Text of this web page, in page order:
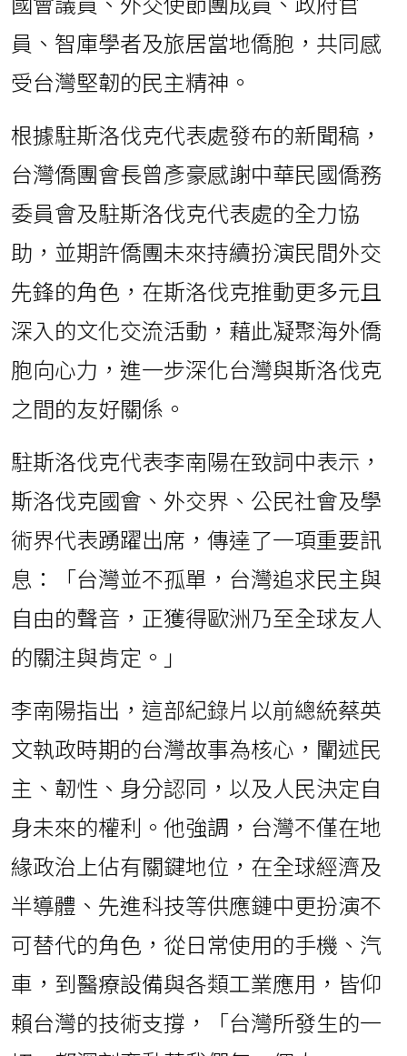
國會議員、外交使節團成員、政府官
員、智庫學者及旅居當地僑胞，共同感
受台灣堅韌的民主精神。
根據駐斯洛伐克代表處發布的新聞稿，
台灣僑團會長曾彥豪感謝中華民國僑務
委員會及駐斯洛伐克代表處的全力協
助，並期許僑團未來持續扮演民間外交
先鋒的角色，在斯洛伐克推動更多元且
深入的文化交流活動，藉此凝聚海外僑
胞向心力，進一步深化台灣與斯洛伐克
之間的友好關係。
駐斯洛伐克代表李南陽在致詞中表示，
斯洛伐克國會、外交界、公民社會及學
術界代表踴躍出席，傳達了一項重要訊
息：「台灣並不孤單，台灣追求民主與
自由的聲音，正獲得歐洲乃至全球友人
的關注與肯定。」
李南陽指出，這部紀錄片以前總統蔡英
文執政時期的台灣故事為核心，闡述民
主、韌性、身分認同，以及人民決定自
身未來的權利。他強調，台灣不僅在地
緣政治上佔有關鍵地位，在全球經濟及
半導體、先進科技等供應鏈中更扮演不
可替代的角色，從日常使用的手機、汽
車，到醫療設備與各類工業應用，皆仰
賴台灣的技術支撐，「台灣所發生的一